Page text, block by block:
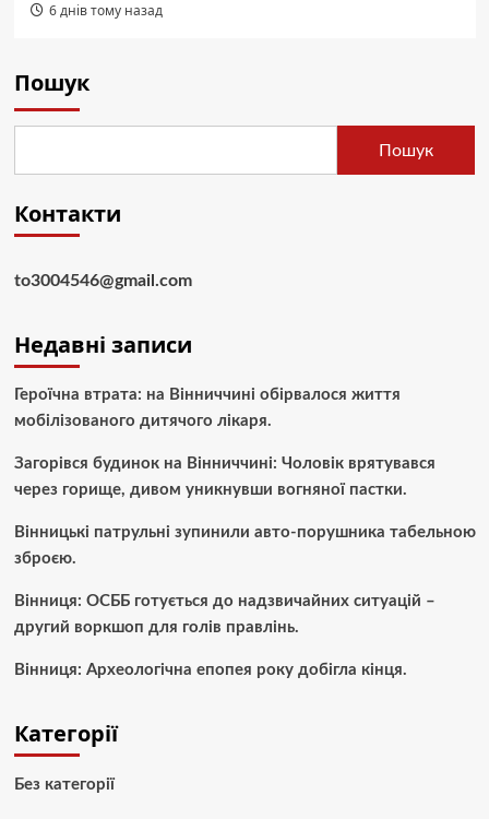
6 днів тому назад
Пошук
Пошук
Контакти
to3004546@gmail.com
Недавні записи
Героїчна втрата: на Вінниччині обірвалося життя
мобілізованого дитячого лікаря.
Загорівся будинок на Вінниччині: Чоловік врятувався
через горище, дивом уникнувши вогняної пастки.
Вінницькі патрульні зупинили авто-порушника табельною
зброєю.
Вінниця: ОСББ готується до надзвичайних ситуацій –
другий воркшоп для голів правлінь.
Вінниця: Археологічна епопея року добігла кінця.
Категорії
Без категорії